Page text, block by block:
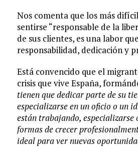
Nos comenta que los más
sentirse “responsable de la
de sus clientes, es una labor
responsabilidad, dedicación y
Está convencido que el
crisis que vive España,
tienen que dedicar parte de su
especializarse en un oficio o un
están trabajando, especializarse
formas de crecer
ideal para ver nuevas